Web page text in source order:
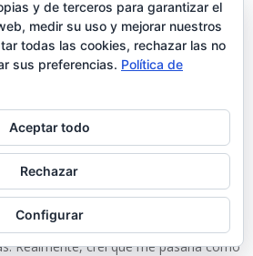
38 del tercer embarazo
Un día decidí que debía empezar a
aguanté poco y al día siguiente estaba
Realmente, creí que me pasaría como
y de terceros para garantizar el
medir su uso y mejorar nuestros
todas las cookies, rechazar las no
sus preferencias. Política de
Aceptar todo
Rechazar
Configurar